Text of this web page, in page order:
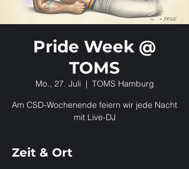
Pride Week @
TOMS
Mo., 27. Juli
  |
TOMS Hamburg
Am CSD-Wochenende feiern wir jede Nacht
mit Live-DJ
Zeit & Ort